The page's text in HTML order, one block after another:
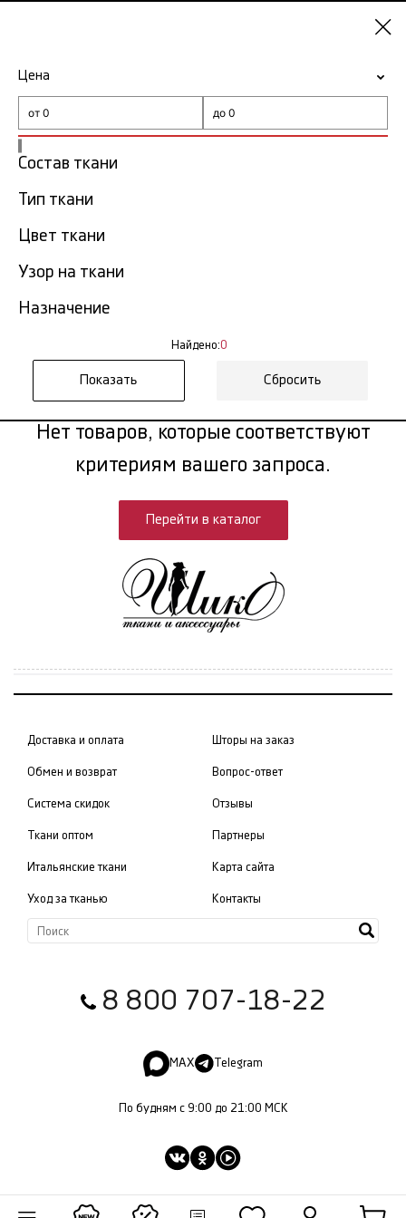
ГлавнаяТкани Alexander McQueen
Ткани Alexander McQueen в
Казани
Фильтр
Показать все
Цена
Состав ткани
Тип ткани
Цвет ткани
Узор на ткани
Назначение
Найдено:0
Сбросить
К сожалению, ничего не
найдено
Нет товаров, которые соответствуют
критериям вашего запроса.
Перейти в каталог
Доставка и оплата
Обмен и возврат
Система скидок
Ткани оптом
Итальянские ткани
Уход за тканью
Шторы на заказ
Вопрос-ответ
Отзывы
Партнеры
Карта сайта
Контакты
8 800 707-18-22
MAX Telegram
По будням с 9:00 до 21:00 МСК